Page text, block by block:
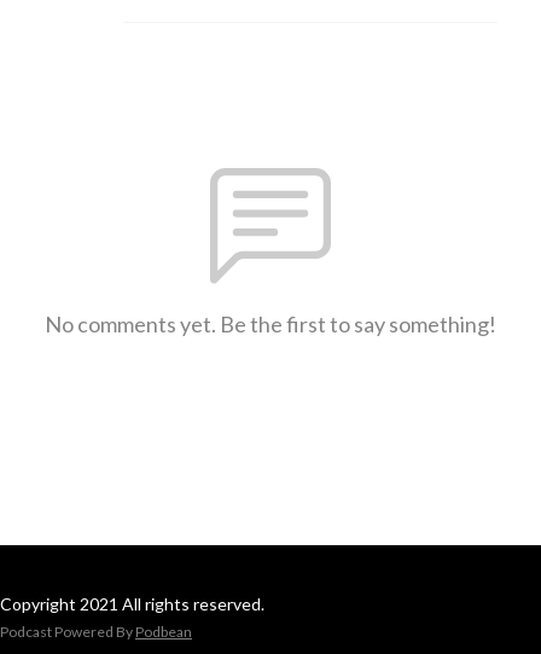
No comments yet. Be the first to say something!
Copyright 2021 All rights reserved.
Podcast Powered By Podbean